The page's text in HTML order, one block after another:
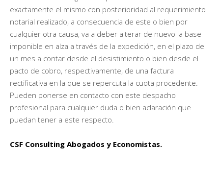
exactamente el mismo con posterioridad al requerimiento
notarial realizado, a consecuencia de este o bien por
cualquier otra causa, va a deber alterar de nuevo la base
imponible en alza a través de la expedición, en el plazo de
un mes a contar desde el desistimiento o bien desde el
pacto de cobro, respectivamente, de una factura
rectificativa en la que se repercuta la cuota procedente.
Pueden ponerse en contacto con este despacho
profesional para cualquier duda o bien aclaración que
puedan tener a este respecto.
CSF Consulting Abogados y Economistas.